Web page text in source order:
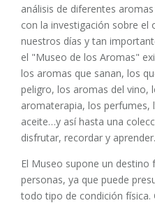
análisis de diferentes
con la investigación sobre el
nuestros días y tan
el "Museo de los Aromas"
los aromas que sanan, los
peligro, los aromas del vino,
aromaterapia, los perfumes,
aceite…y así hasta una
disfrutar, recordar y aprender.
El Museo supone un
personas, ya que puede
todo tipo de condición física.